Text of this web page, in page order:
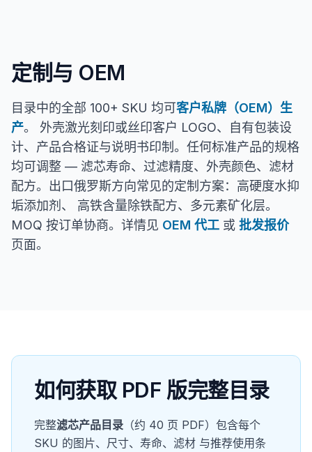
定制与 OEM
目录中的全部 100+ SKU 均可客户私牌（OEM）生
产。 外壳激光刻印或丝印客户 LOGO、自有包装设
计、产品合格证与说明书印制。任何标准产品的规格
均可调整 — 滤芯寿命、过滤精度、外壳颜色、滤材
配方。出口俄罗斯方向常见的定制方案：高硬度水抑
垢添加剂、 高铁含量除铁配方、多元素矿化层。
MOQ 按订单协商。详情见 OEM 代工 或 批发报价
页面。
如何获取 PDF 版完整目录
完整滤芯产品目录 （约 40 页 PDF）包含每个
SKU 的图片、尺寸、寿命、滤材 与推荐使用条